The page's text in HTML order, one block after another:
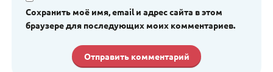
Сохранить моё имя, email и адрес сайта в этом
браузере для последующих моих комментариев.